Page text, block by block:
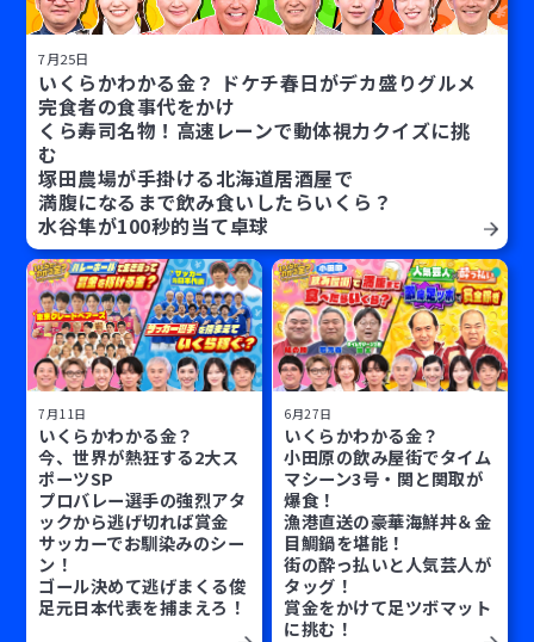
7月25日
いくらかわかる金？ ドケチ春日がデカ盛りグルメ
完食者の食事代をかけ
くら寿司名物！高速レーンで動体視力クイズに挑
む
塚田農場が手掛ける北海道居酒屋で
満腹になるまで飲み食いしたらいくら？
水谷隼が100秒的当て卓球
7月11日
いくらかわかる金？
今、世界が熱狂する2大ス
ポーツSP
プロバレー選手の強烈アタ
ックから逃げ切れば賞金
サッカーでお馴染みのシー
ン！
ゴール決めて逃げまくる俊
足元日本代表を捕まえろ！
6月27日
いくらかわかる金？
小田原の飲み屋街でタイム
マシーン3号・関と関取が
爆食！
漁港直送の豪華海鮮丼＆金
目鯛鍋を堪能！
街の酔っ払いと人気芸人が
タッグ！
賞金をかけて足ツボマット
に挑む！